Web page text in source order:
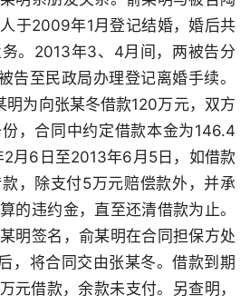
于2009年1月登记结婚，婚后共
。2013年3、4月间，两被告分
告至民政局办理登记离婚手续。
为向张某冬借款120万元，双方
，合同中约定借款本金为146.4
月6日至2013年6月5日，如借款
，除支付5万元赔偿款外，并承
的违约金，直至还清借款为止。
明签名，俞某明在合同担保方处
，将合同交由张某冬。借款到期
元借款，余款未支付。另查明，